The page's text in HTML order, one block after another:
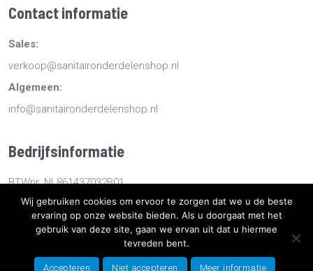
Contact informatie
Sales:
verkoop@sanitaironderdelenshop.nl
Algemeen:
info@sanitaironderdelenshop.nl
Bedrijfsinformatie
BTWnr: NL861437032B01
KvKnr: 78527112
Sanitaironderdelenshop.nl
Bestellen en bezorgen -Algemene voorwaarden-Sitemap
Wij gebruiken cookies om ervoor te zorgen dat we u de beste
ervaring op onze website bieden. Als u doorgaat met het
gebruik van deze site, gaan we ervan uit dat u hiermee
tevreden bent.
Accepteren Niet accepteren Meer informatie